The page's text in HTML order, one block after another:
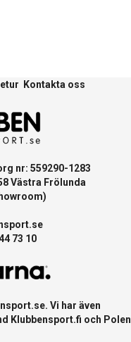
Kontakta oss
nr: 559290-1283
Västra Frölunda
73 10
. Vi har även
Klubbensport.fi och Polen